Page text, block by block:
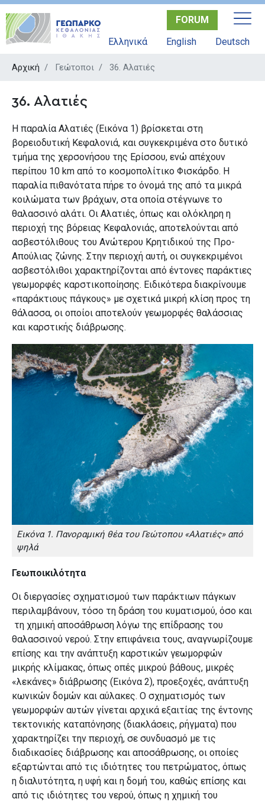
Παράκαμψη
περιεχόμενο
FORUM
Ελληνικά
English Deutsch
Αρχική Γεώτοποι 36. Αλατιές
36. Αλατιές
Η παραλία Αλατιές (Εικόνα 1) βρίσκεται στη
βορειοδυτική Κεφαλονιά, και συγκεκριμένα στο δυτικό
τμήμα της χερσονήσου της Ερίσσου, ενώ απέχουν
περίπου 10 km από το κοσμοπολίτικο Φισκάρδο. Η
παραλία πιθανότατα πήρε το όνομά της από τα μικρά
κοιλώματα των βράχων, στα οποία στέγνωνε το
θαλασσινό αλάτι. Οι Αλατιές, όπως και ολόκληρη η
περιοχή της βόρειας Κεφαλονιάς, αποτελούνται από
ασβεστόλιθους του Ανώτερου Κρητιδικού της Προ-
Απούλιας ζώνης. Στην περιοχή αυτή, οι συγκεκριμένοι
ασβεστόλιθοι χαρακτηρίζονται από έντονες παράκτιες
γεωμορφές καρστικοποίησης. Ειδικότερα διακρίνουμε
«παράκτιους πάγκους» με σχετικά μικρή κλίση προς τη
θάλασσα, οι οποίοι αποτελούν γεωμορφές θαλάσσιας
και καρστικής διάβρωσης.
Εικόνα 1. Πανοραμική θέα του Γεώτοπου «Αλατιές» από
ψηλά
Γεωποικιλότητα
Οι διεργασίες σχηματισμού των παράκτιων πάγκων
περιλαμβάνουν, τόσο τη δράση του κυματισμού, όσο και
τη χημική αποσάθρωση λόγω της επίδρασης του
θαλασσινού νερού. Στην επιφάνεια τους, αναγνωρίζουμε
επίσης και την ανάπτυξη καρστικών γεωμορφών
μικρής κλίμακας, όπως οπές μικρού βάθους, μικρές
«λεκάνες» διάβρωσης (Εικόνα 2), προεξοχές, ανάπτυξη
κωνικών δομών και αύλακες. Ο σχηματισμός των
γεωμορφών αυτών γίνεται αρχικά εξαιτίας της έντονης
τεκτονικής καταπόνησης (διακλάσεις, ρήγματα) που
χαρακτηρίζει την περιοχή, σε συνδυασμό με τις
διαδικασίες διάβρωσης και αποσάθρωσης, οι οποίες
εξαρτώνται από τις ιδιότητες του πετρώματος, όπως
η διαλυτότητα, η υφή και η δομή του, καθώς επίσης και
από τις ιδιότητες του νερού, όπως η χημική του